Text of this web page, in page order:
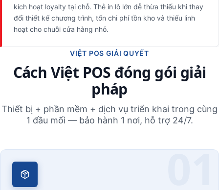
kích hoạt loyalty tại chỗ. Thẻ in lô lớn dễ thừa thiếu khi thay
đổi thiết kế chương trình, tốn chi phí tồn kho và thiếu linh
hoạt cho chuỗi cửa hàng nhỏ.
VIỆT POS GIẢI QUYẾT
Cách Việt POS đóng gói giải
pháp
Thiết bị + phần mềm + dịch vụ triển khai trong cùng
1 đầu mối — bảo hành 1 nơi, hỗ trợ 24/7.